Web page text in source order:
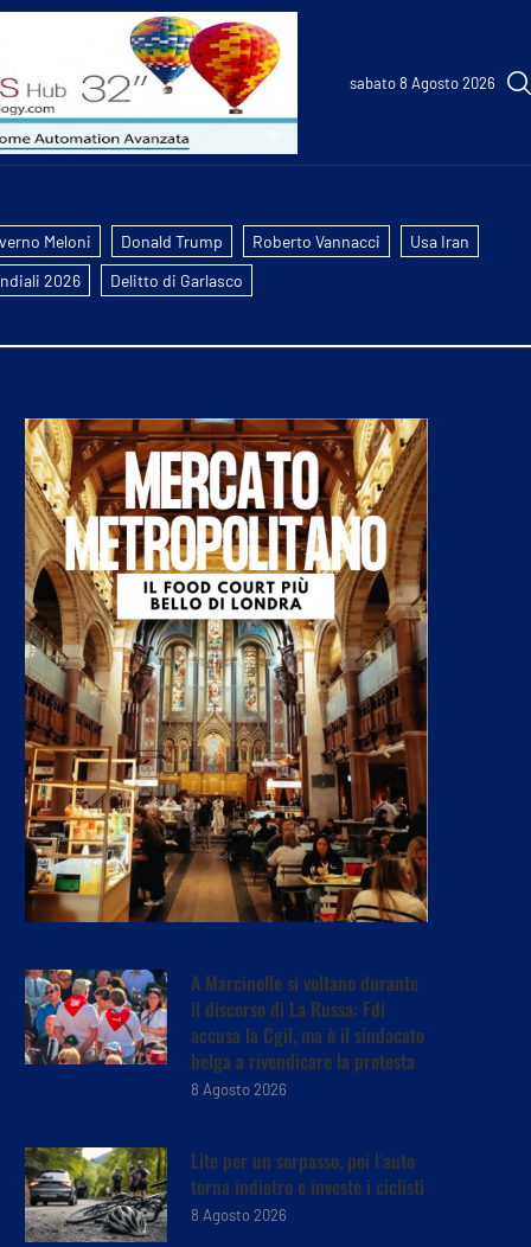
sabato 8 Agosto 2026
Meloni Donald Trump Roberto Vannacci
Usa Iran
2026
Delitto di Garlasco
A Marcinelle si voltano durante
il discorso di La Russa: Fdi
accusa la Cgil, ma è il sindacato
belga a rivendicare la protesta
8 Agosto 2026
Lite per un sorpasso, poi l’auto
torna indietro e investe i ciclisti
8 Agosto 2026